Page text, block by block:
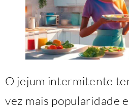
O jejum intermitente
vez mais popularidade